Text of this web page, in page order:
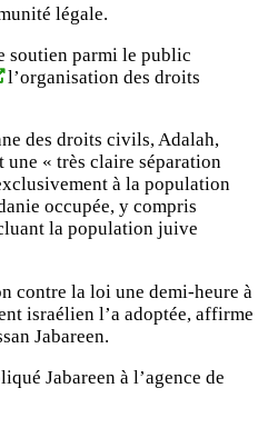
légale.
soutien parmi le public
l’organisation des droits
des droits civils, Adalah,
« très claire séparation
à la population
occupée, y compris
la population juive
contre la loi une demi-heure à
israélien l’a adoptée, affirme
Jabareen.
Jabareen à l’agence de